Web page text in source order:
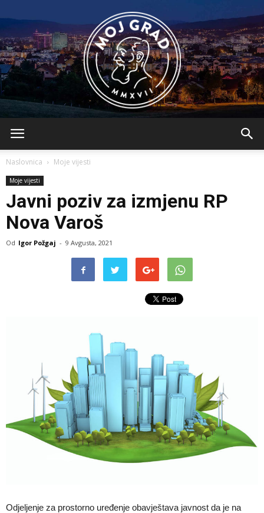
Naslovnica Moje vijesti
Moje vijesti
Javni poziv za izmjenu RP
Nova Varoš
Od Igor Požgaj - 9 Avgusta, 2021
Odjeljenje za prostorno uređenje obavještava javnost da je na